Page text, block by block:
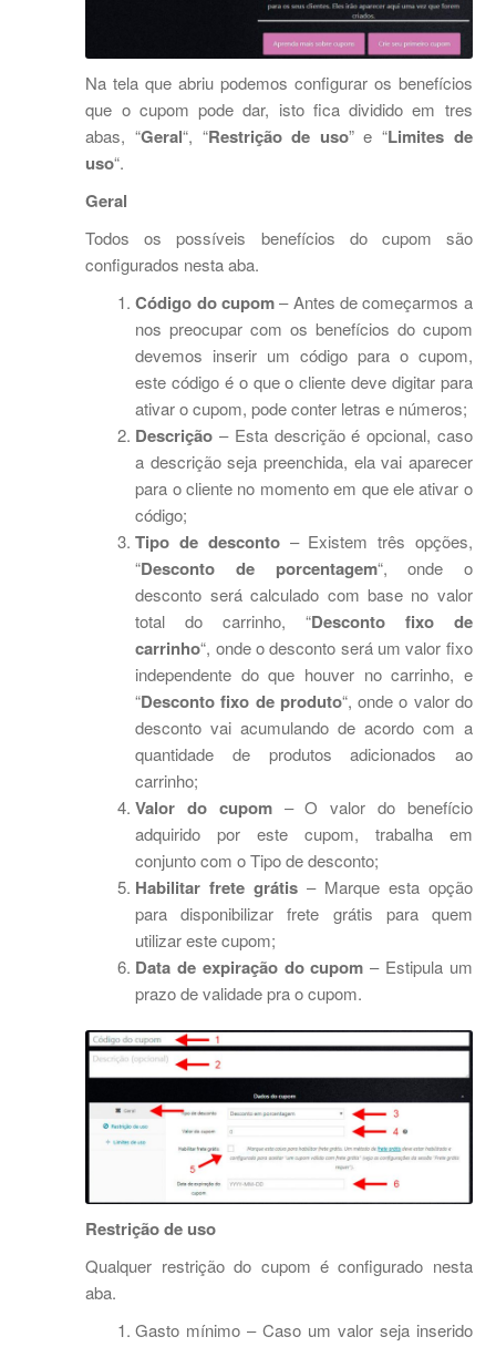
Na tela que abriu podemos configurar os benefícios
que o cupom pode dar, isto fica dividido em tres
abas, “Geral“, “Restrição de uso” e “Limites de
uso“.
Geral
Todos os possíveis benefícios do cupom são
configurados nesta aba.
Código do cupom– Antes de começarmos a
nos preocupar com os benefícios do cupom
devemos inserir um código para o cupom,
este código é o que o cliente deve digitar para
ativar o cupom, pode conter letras e números;
Descrição – Esta descrição é opcional, caso
a descrição seja preenchida, ela vai aparecer
para o cliente no momento em que ele ativar o
código;
Tipo de desconto– Existem três opções,
“Desconto de porcentagem“, onde o
desconto será calculado com base no valor
total do carrinho, “Desconto fixo de
carrinho“, onde o desconto será um valor fixo
independente do que houver no carrinho, e
“Desconto fixo de produto“, onde o valor do
desconto vai acumulando de acordo com a
quantidade de produtos adicionados ao
carrinho;
Valor do cupom– O valor do benefício
adquirido por este cupom, trabalha em
conjunto com o Tipo de desconto;
Habilitar frete grátis – Marque esta opção
para disponibilizar frete grátis para quem
utilizar este cupom;
Data de expiração do cupom – Estipula um
prazo de validade pra o cupom.
Restrição de uso
Qualquer restrição do cupom é configurado nesta
aba.
Gasto mínimo – Caso um valor seja inserido